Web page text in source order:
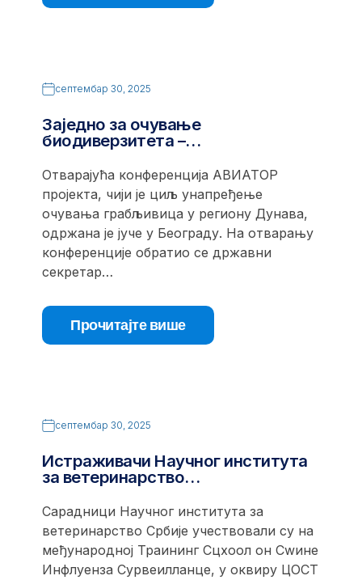
септембар 30, 2025
Заједно за очување
биодиверзитета –…
Отварајућа конференција АВИАТОР
пројекта, чији је циљ унапређење
очувања грабљивица у региону Дунава,
одржана је јуче у Београду. На отварању
конференције обратио се државни
секретар…
Прочитајте више
септембар 30, 2025
Истраживачи Научног института
за ветеринарство…
Сарадници Научног института за
ветеринарство Србије учествовали су на
међународној Траининг Сцхоол он Сwине
Инфлуенза Сурвеилланце, у оквиру ЦОСТ